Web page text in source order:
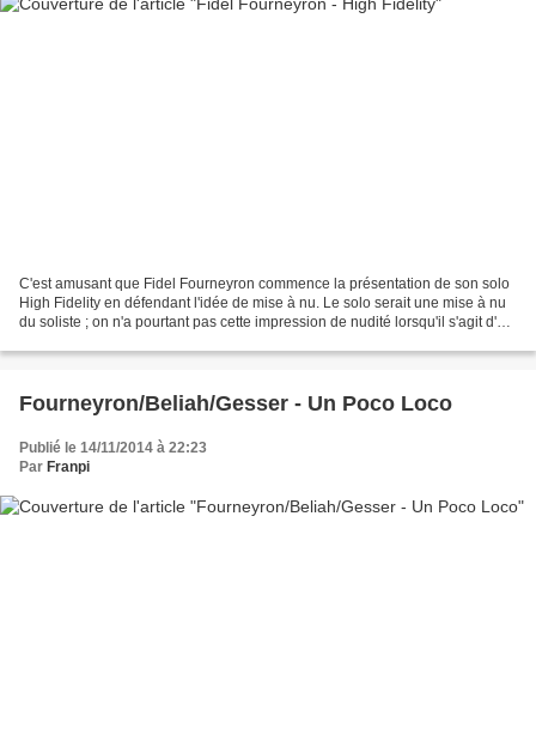
C'est amusant que Fidel Fourneyron commence la présentation de son solo
High Fidelity en défendant l'idée de mise à nu. Le solo serait une mise à nu
du soliste ; on n'a pourtant pas cette impression de nudité lorsqu'il s'agit d'un
Fourneyron/Beliah/Gesser - Un Poco Loco
Publié le 14/11/2014 à 22:23
Par Franpi